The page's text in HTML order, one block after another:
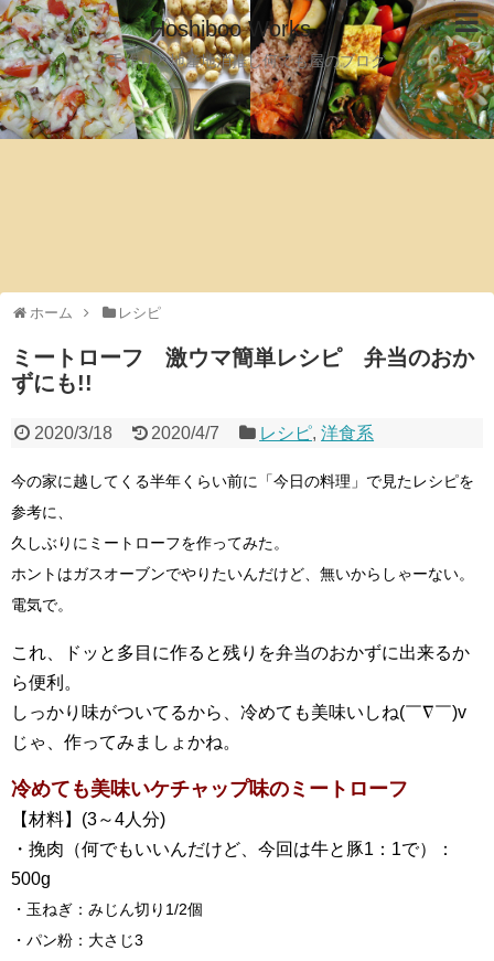
Hoshiboo Works
手作りと地産地消推し何でも屋のブログ
ホーム レシピ
ミートローフ 激ウマ簡単レシピ 弁当のおか
ずにも!!
2020/3/18 2020/4/7 レシピ,洋食系
今の家に越してくる半年くらい前に「今日の料理」で見たレシピを
参考に、
久しぶりにミートローフを作ってみた。
ホントはガスオーブンでやりたいんだけど、無いからしゃーない。
電気で。
これ、ドッと多目に作ると残りを弁当のおかずに出来るか
ら便利。
しっかり味がついてるから、冷めても美味いしね(￣∇￣)v
じゃ、作ってみましょかね。
冷めても美味いケチャップ味のミートローフ
【材料】(3～4人分)
・挽肉（何でもいいんだけど、今回は牛と豚1：1で）：
500g
・玉ねぎ：みじん切り1/2個
・パン粉：大さじ3